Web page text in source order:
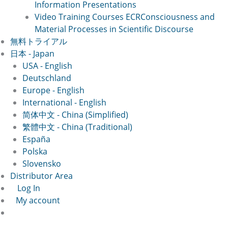
Information Presentations
Video Training Courses ECRConsciousness and
Material Processes in Scientific Discourse
無料トライアル
日本 - Japan
USA - English
Deutschland
Europe - English
International - English
简体中文 - China (Simplified)
繁體中文 - China (Traditional)
España
Polska
Slovensko
Distributor Area
Log In
My account